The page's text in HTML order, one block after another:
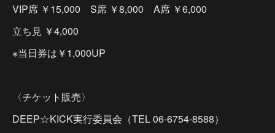
VIP席 ￥15,000 S席 ￥8,000 A席 ￥6,000
立ち見 ￥4,000
※当日券は￥1,000UP
〈チケット販売〉
DEEP☆KICK実行委員会（TEL 06-6754-8588）